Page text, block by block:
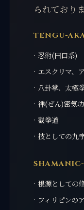
られており
TENGU-
· 忍術(田口系)
· エスクリマ、
· 八卦掌、太極
· 禅(ぜん)密気功
· 截拳道
· 技としての九
· 根源としての
· フィリピンの